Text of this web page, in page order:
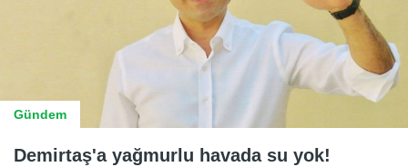
Gündem
Demirtaş'a yağmurlu havada su yok!